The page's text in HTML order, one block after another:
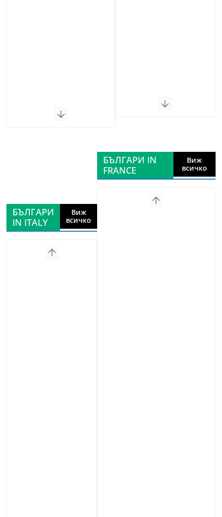
БЪЛГАРИ
IN ITALY
Виж
всичко
БЪЛГАРИ IN
FRANCE
Виж
всичко